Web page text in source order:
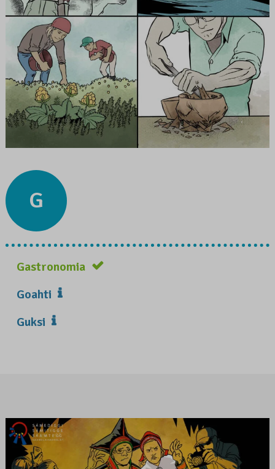
G
Gastronomia
Goahti
Guksi